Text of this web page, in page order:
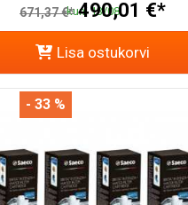
kuni 13/08
671,37 €* 490,01 €*
Lisa ostukorvi
- 33 %